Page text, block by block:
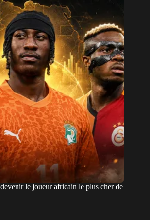
le joueur africain le plus cher de